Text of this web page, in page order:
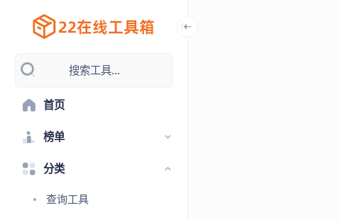
搜索工具...
首页
榜单
分类
查询工具